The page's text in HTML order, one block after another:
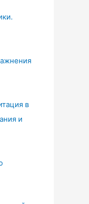
в
и